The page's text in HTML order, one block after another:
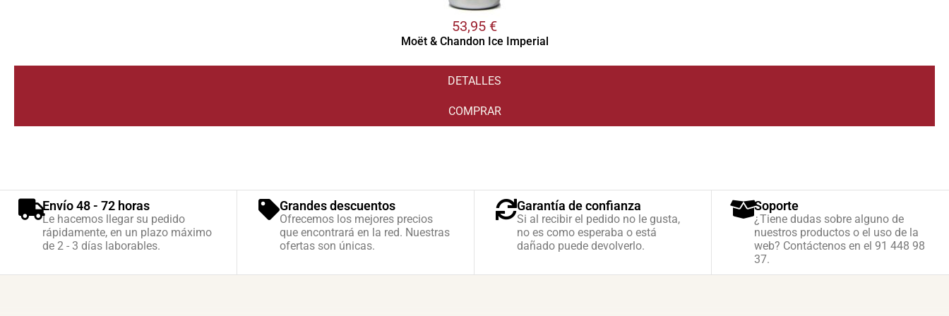
53,95 €
Moët & Chandon Ice Imperial
DETALLES
COMPRAR
Envío 48 - 72 horas
Le hacemos llegar su pedido
rápidamente, en un plazo máximo
de 2 - 3 días laborables.
Grandes descuentos
Ofrecemos los mejores precios
que encontrará en la red. Nuestras
ofertas son únicas.
Garantía de confianza
Si al recibir el pedido no le gusta,
no es como esperaba o está
dañado puede devolverlo.
Soporte
¿Tiene dudas sobre alguno de
nuestros productos o el uso de la
web? Contáctenos en el 91 448 98
37.